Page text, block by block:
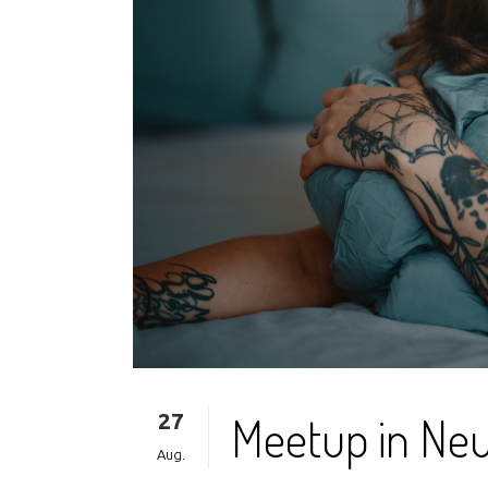
27
Aug. Meetup in